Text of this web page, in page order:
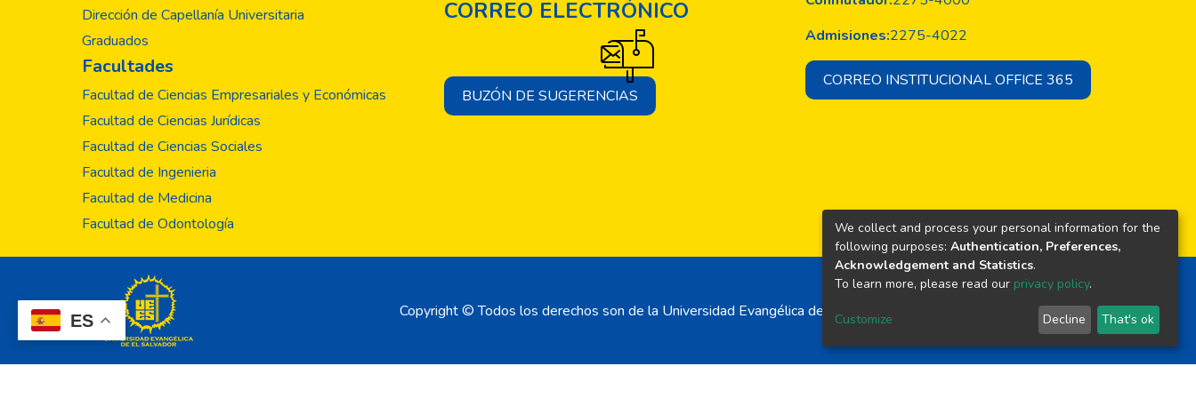
ES
Dirección de Capellanía Universitaria
Graduados
Facultades
Facultad de Ciencias Empresariales y Económicas
Facultad de Ciencias Jurídicas
Facultad de Ciencias Sociales
Facultad de Ingenieria
Facultad de Medicina
Facultad de Odontología
CORREO ELECTRÓNICO
BUZÓN DE SUGERENCIAS
Admisiones:2275-4022
CORREO INSTITUCIONAL OFFICE 365
Copyright © Todos los derechos son de la Universidad Evangélica de El Salvador
We collect and process your personal information for the
following purposes: Authentication, Preferences,
Acknowledgement and Statistics.
To learn more, please read our privacy policy.
Customize Decline That's ok